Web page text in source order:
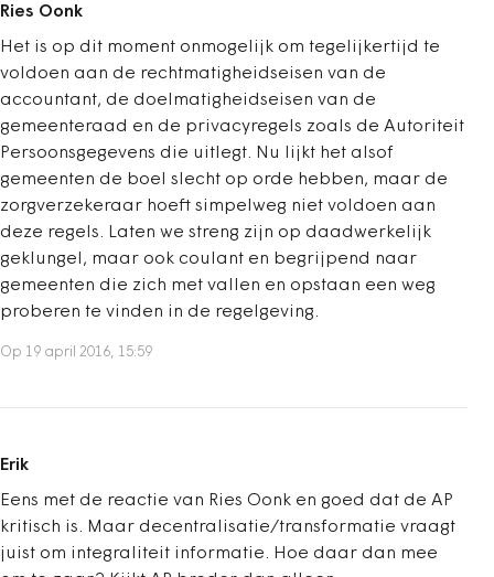
Ries Oonk
Het is op dit moment onmogelijk om tegelijkertijd te
voldoen aan de rechtmatigheidseisen van de
accountant, de doelmatigheidseisen van de
gemeenteraad en de privacyregels zoals de Autoriteit
Persoonsgegevens die uitlegt. Nu lijkt het alsof
gemeenten de boel slecht op orde hebben, maar de
zorgverzekeraar hoeft simpelweg niet voldoen aan
deze regels. Laten we streng zijn op daadwerkelijk
geklungel, maar ook coulant en begrijpend naar
gemeenten die zich met vallen en opstaan een weg
proberen te vinden in de regelgeving.
Op 19 april 2016, 15:59
Erik
Eens met de reactie van Ries Oonk en goed dat de AP
kritisch is. Maar decentralisatie/transformatie vraagt
juist om integraliteit informatie. Hoe daar dan mee